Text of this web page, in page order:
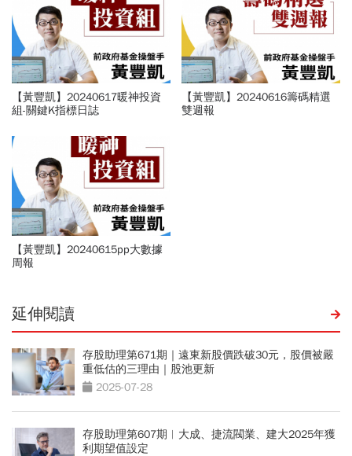
【黃豐凱】20240617暖神投資
組-關鍵K指標日誌
【黃豐凱】20240616籌碼精選
雙週報
【黃豐凱】20240615pp大數據
周報
延伸閱讀
存股助理第671期｜遠東新股價跌破30元，股價被嚴
重低估的三理由｜股池更新
2025-07-28
存股助理第607期︱大成、捷流閥業、建大2025年獲
利期望值設定